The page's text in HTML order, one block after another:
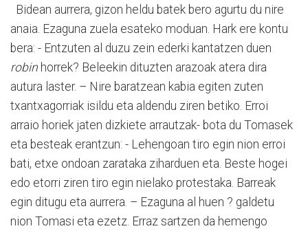
Bidean aurrera, gizon heldu batek bero agurtu du nire
anaia. Ezaguna zuela esateko moduan. Hark ere kontu
bera: - Entzuten al duzu zein ederki kantatzen duen
robin horrek? Beleekin dituzten arazoak atera dira
autura laster. – Nire baratzean kabia egiten zuten
txantxagorriak isildu eta aldendu ziren betiko. Erroi
arraio horiek jaten dizkiete arrautzak- bota du Tomasek
eta besteak erantzun: - Lehengoan tiro egin nion erroi
bati, etxe ondoan zarataka ziharduen eta. Beste hogei
edo etorri ziren tiro egin nielako protestaka. Barreak
egin ditugu eta aurrera. – Ezaguna al huen ? galdetu
nion Tomasi eta ezetz. Erraz sartzen da hemengo